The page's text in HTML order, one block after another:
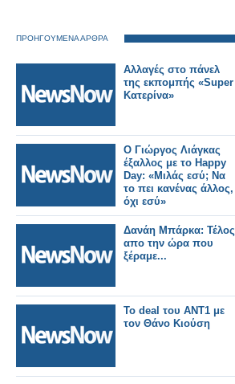
ΠΡΟΗΓΟΥΜΕΝΑ ΑΡΘΡΑ
Αλλαγές στο πάνελ
της εκπομπής «Super
Κατερίνα»
Ο Γιώργος Λιάγκας
έξαλλος με το Happy
Day: «Μιλάς εσύ; Να
το πει κανένας άλλος,
όχι εσύ»
Δανάη Μπάρκα: Τέλος
απο την ώρα που
ξέραμε...
Το deal του ΑΝΤ1 με
τον Θάνο Κιούση